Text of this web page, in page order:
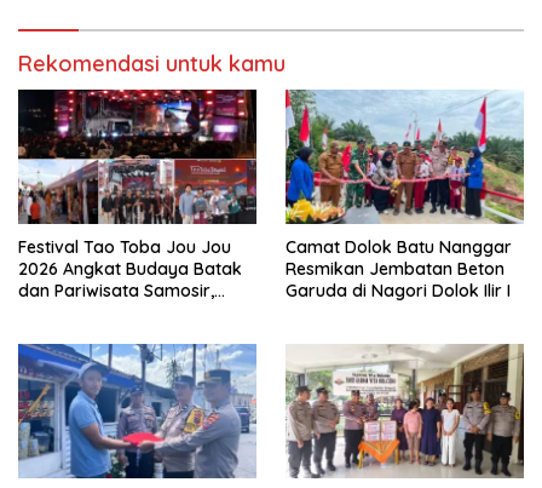
Rekomendasi untuk kamu
Festival Tao Toba Jou Jou
2026 Angkat Budaya Batak
dan Pariwisata Samosir,
Camat Dolok Batu Nanggar
Resmikan Jembatan Beton
Garuda di Nagori Dolok Ilir I